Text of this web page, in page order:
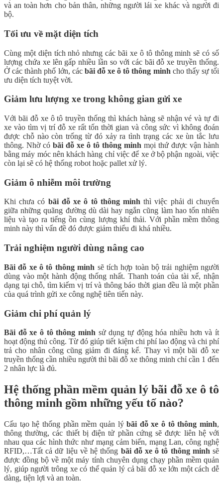
và an toàn hơn cho bản thân, những người lái xe khác và người đi
bộ.
Tối ưu về mặt diện tích
Cùng một diện tích nhỏ nhưng các bãi xe ô tô thông minh sẽ có số
lượng chứa xe lên gấp nhiều lần so với các bãi đỗ xe truyền thống.
Ở các thành phố lớn, các bãi đỗ xe ô tô thông minh cho thấy sự tối
ưu diện tích tuyệt vời.
Giảm lưu lượng xe trong không gian gửi xe
Với bãi đỗ xe ô tô truyền thống thì khách hàng sẽ nhận vé và tự đi
xe vào tìm vị trí đỗ xe rất tốn thời gian và công sức vì không đoán
được chỗ nào còn trống từ đó xảy ra tình trạng các xe ùn tắc lưu
thông. Nhờ có bãi đỗ xe ô tô thông minh mọi thứ được vận hành
bằng máy móc nên khách hàng chỉ việc để xe ở bộ phận ngoài, việc
còn lại sẽ có hệ thống robot hoặc pallet xử lý.
Giảm ô nhiễm môi trường
Khi chưa có bãi đỗ xe ô tô thông minhthì việc phải di chuyển
giữa những quãng đường dù dài hay ngắn cũng làm hao tốn nhiên
liệu và tạo ra tiếng ồn cùng lượng khí thải. Với phần mềm thông
minh này thì vấn đề đó được giảm thiểu đi khá nhiều.
Trải nghiệm người dùng nâng cao
Bãi đỗ xe ô tô thông minh sẽ tích hợp toàn bộ trải nghiệm người
dùng vào một hành động thống nhất. Thanh toán của tài xế, nhận
dạng tại chỗ, tìm kiếm vị trí và thông báo thời gian đều là một phần
của quá trình gửi xe công nghệ tiên tiến này.
Giảm chi phí quản lý
Bãi đỗ xe ô tô thông minh sử dụng tự động hóa nhiều hơn và ít
hoạt động thủ công. Từ đó giúp tiết kiệm chi phí lao động và chi phí
trả cho nhân công cũng giảm đi đáng kể. Thay vì một bãi đỗ xe
truyền thống cần nhiều người thì bãi đỗ xe thông minh chỉ cần 1 đến
2 nhân lực là đủ.
Hệ thống phần mềm quản lý bãi đỗ xe ô tô
thông minh gồm những yếu tố nào?
Cấu tạo hệ thống phần mềm quản lýbãi đỗ xe ô tô thông minh,
thông thường, các thiết bị điện tử phần cứng sẽ được liên hệ với
nhau qua các hình thức như mạng cảm biến, mạng Lan, công nghệ
RFID,…Tất cả dữ liệu về hệ thống bãi đỗ xe ô tô thông minh sẽ
được đồng bộ về một máy tính chuyên dụng chạy phần mềm quản
lý, giúp người trông xe có thể quản lý cả bãi đỗ xe lớn một cách dễ
dàng, tiện lợi và an toàn.